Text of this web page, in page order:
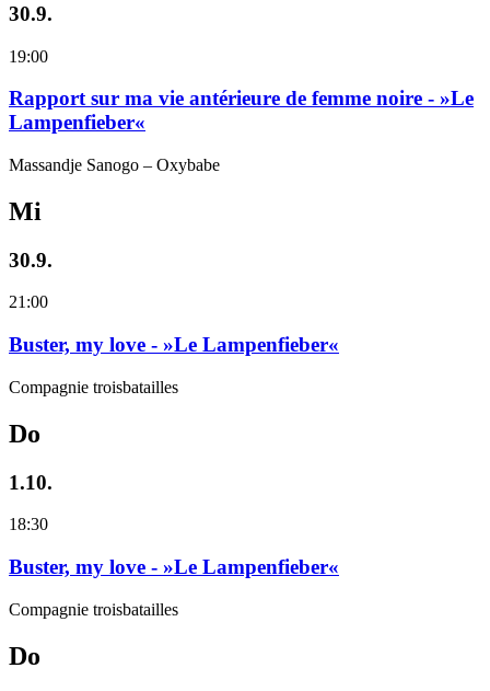
30.9.
19:00
Rapport sur ma vie antérieure de femme noire - »Le
Lampenfieber«
Massandje Sanogo – Oxybabe
Mi
30.9.
21:00
Buster, my love - »Le Lampenfieber«
Compagnie troisbatailles
Do
1.10.
18:30
Buster, my love - »Le Lampenfieber«
Compagnie troisbatailles
Do